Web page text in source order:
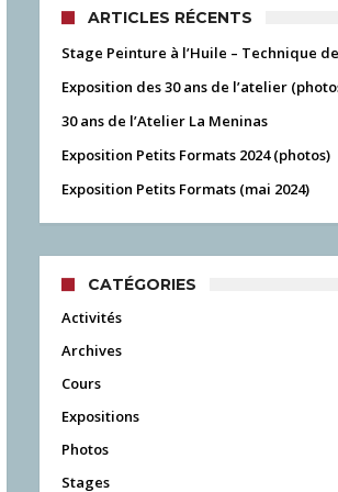
ARTICLES RÉCENTS
Stage Peinture à l’Huile – Technique
Exposition des 30 ans de l’atelier
30 ans de l’Atelier La Meninas
Exposition Petits Formats 2024 (photos)
Exposition Petits Formats (mai 2024)
CATÉGORIES
Activités
Archives
Cours
Expositions
Photos
Stages